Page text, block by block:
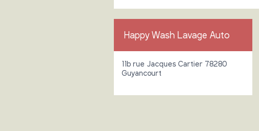
Happy Wash Lavage Auto
11b rue Jacques Cartier 78280
Guyancourt